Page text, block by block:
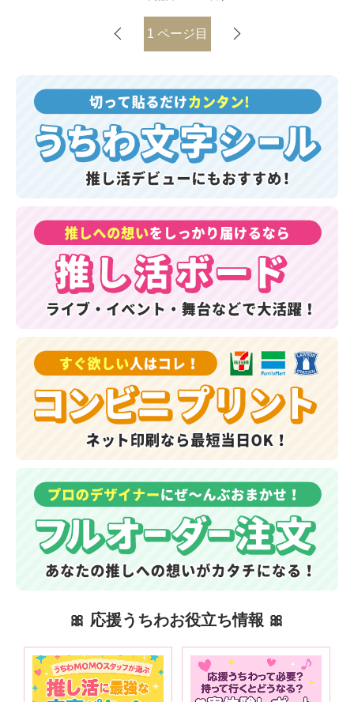
1 ページ目
🎀 応援うちわお役立ち情報 🎀